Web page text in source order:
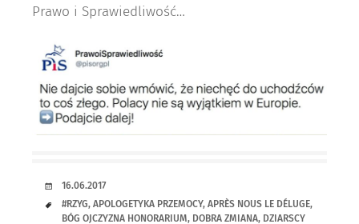
Prawo i Sprawiedliwość…
RANDKA
16.06.2017
TAGI
#RZYG, APOLOGETYKA PRZEMOCY, APRÈS NOUS LE DÉLUGE,
BÓG OJCZYZNA HONORARIUM, DOBRA ZMIANA, DZIARSCY